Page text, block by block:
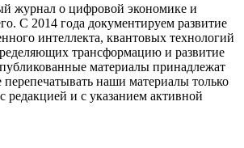
журнал о цифровой экономике и
С 2014 года документируем развитие
интеллекта, квантовых технологий
трансформацию и развитие
материалы принадлежат
наши материалы только
редакцией и с указанием активной